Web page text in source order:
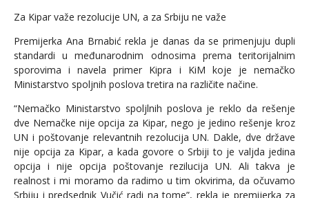
Za Kipar važe rezolucije UN, a za Srbiju ne važe
Premijerka Ana Brnabić rekla je danas da se primenjuju dupli
standardi u međunarodnim odnosima prema teritorijalnim
sporovima i navela primer Kipra i KiM koje je nemačko
Ministarstvo spoljnih poslova tretira na različite načine.
“Nemačko Ministarstvo spoljlnih poslova je reklo da rešenje
dve Nemačke nije opcija za Kipar, nego je jedino rešenje kroz
UN i poštovanje relevantnih rezolucija UN. Dakle, dve države
nije opcija za Kipar, a kada govore o Srbiji to je valjda jedina
opcija i nije opcija poštovanje rezilucija UN. Ali takva je
realnost i mi moramo da radimo u tim okvirima, da očuvamo
Srbiju i predsednik Vučić radi na tome”, rekla je premijerka za